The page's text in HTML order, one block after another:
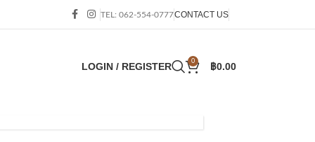
TEL: 062-554-0777CONTACT US
LOGIN / REGISTER 0 ฿0.00